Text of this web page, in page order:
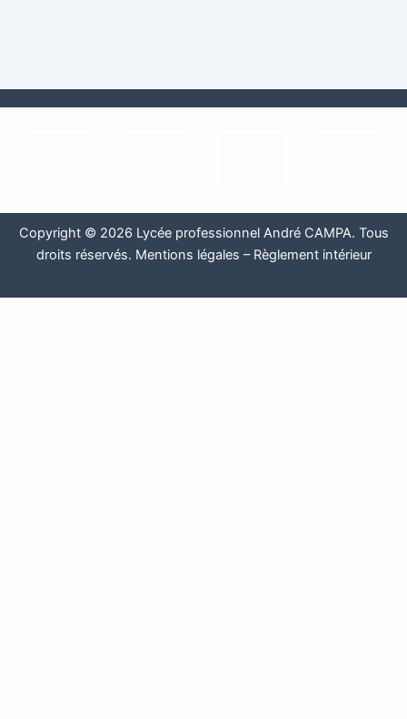
Copyright © 2026 Lycée professionnel André CAMPA. Tous
droits réservés. Mentions légales – Règlement intérieur